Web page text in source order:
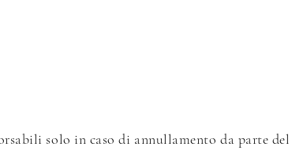
solo in caso di annullamento da parte del